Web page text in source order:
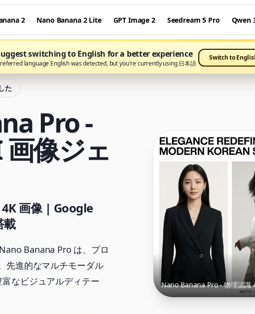
2 Nano Banana 2 Lite GPT Image 2 Seedream 5 Pro Qwen
switching to English for a better experience
language English was detected, but you're currently using 日本語
Switch to
た
Pro -
像ジェ
画像 | Google
載
Banana Pro は、プロ
先進的なマルチモーダル
なビジュアルディテー
Nano Banana Pro - 物理認識